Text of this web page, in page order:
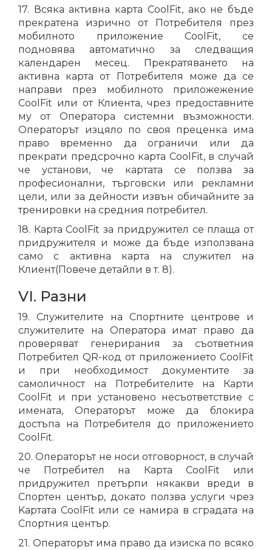
17. Всяка активна карта CoolFit, ако не бъде
прекратена изрично от Потребителя през
мобилното приложение CoolFit, се
подновява автоматично за следващия
календарен месец. Прекратяването на
активна карта от Потребителя може да се
направи през мобилното приложежение
CoolFit или от Клиента, чрез предоставните
му от Оператора системни възможности.
Операторът изцяло по своя преценка има
право временно да ограничи или да
прекрати предсрочно карта CoolFit, в случай
че установи, че картата се ползва за
професионални, търговски или рекламни
цели, или за дейности извън обичайните за
тренировки на средния потребител.
18. Карта CoolFit за придружител се плаща от
придружителя и може да бъде използвана
само с активна карта на служител на
Клиент(Повече детайли в т. 8).
VI. Разни
19. Служителите на Спортните центрове и
служителите на Оператора имат право да
проверяват генерирания за съответния
Потребител QR-код от приложението CoolFit
и при необходимост документите за
самоличност на Потребителите на Карти
CoolFit и при установено несъответствие с
имената, Операторът може да блокира
достъпа на Потребителя до приложението
CoolFit.
20. Операторът не носи отговорност, в случай
че Потребител на Карта CoolFit или
придружител претърпи някакви вреди в
Спортен център, докато ползва услуги чрез
Kартата CoolFit или се намира в сградата на
Спортния център.
21. Операторът има право да изиска по всяко